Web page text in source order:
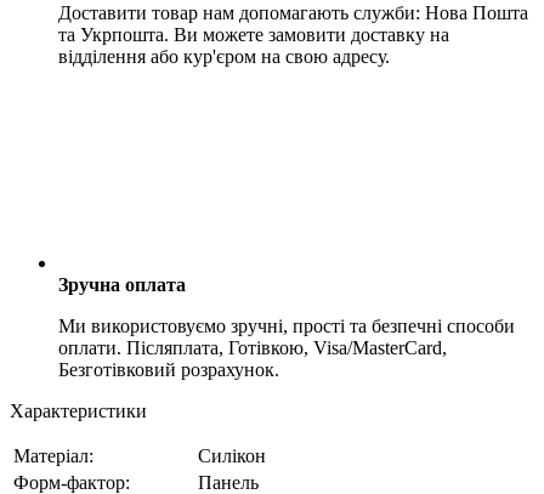
Доставити товар нам допомагають служби: Нова Пошта
та Укрпошта. Ви можете замовити доставку на
відділення або кур'єром на свою адресу.
Зручна оплата
Ми використовуємо зручні, прості та безпечні способи
оплати. Післяплата, Готівкою, Visa/MasterCard,
Безготівковий розрахунок.
Характеристики
Матеріал:
Силікон
Форм-фактор:
Панель